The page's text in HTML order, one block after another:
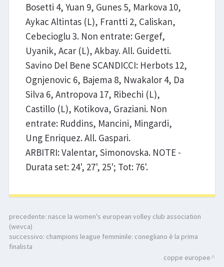
Bosetti 4, Yuan 9, Gunes 5, Markova 10,
Aykac Altintas (L), Frantti 2, Caliskan,
Cebecioglu 3. Non entrate: Gergef,
Uyanik, Acar (L), Akbay. All. Guidetti.
Savino Del Bene SCANDICCI: Herbots 12,
Ognjenovic 6, Bajema 8, Nwakalor 4, Da
Silva 6, Antropova 17, Ribechi (L),
Castillo (L), Kotikova, Graziani. Non
entrate: Ruddins, Mancini, Mingardi,
Ung Enriquez. All. Gaspari.
ARBITRI: Valentar, Simonovska. NOTE -
Durata set: 24', 27', 25'; Tot: 76'.
precedente: nasce la women's european volley club association
(wevca)
successivo: champions league femminile: conegliano è la prima
finalista
coppe europee